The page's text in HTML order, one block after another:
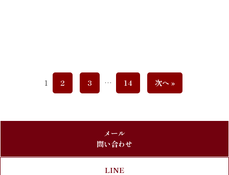
1 2 3 … 14 次へ »
メール
問い合わせ
LINE